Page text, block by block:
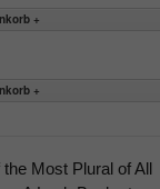
Most Plural of All